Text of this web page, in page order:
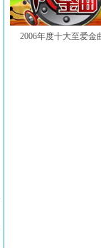
2006年度十大至爱金